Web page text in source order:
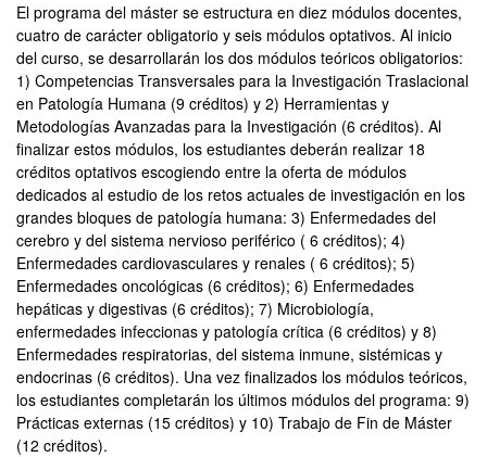
El programa del máster se estructura en diez módulos docentes,
cuatro de carácter obligatorio y seis módulos optativos. Al inicio
del curso, se desarrollarán los dos módulos teóricos obligatorios:
1) Competencias Transversales para la Investigación Traslacional
en Patología Humana (9 créditos) y 2) Herramientas y
Metodologías Avanzadas para la Investigación (6 créditos). Al
finalizar estos módulos, los estudiantes deberán realizar 18
créditos optativos escogiendo entre la oferta de módulos
dedicados al estudio de los retos actuales de investigación en los
grandes bloques de patología humana: 3) Enfermedades del
cerebro y del sistema nervioso periférico ( 6 créditos); 4)
Enfermedades cardiovasculares y renales ( 6 créditos); 5)
Enfermedades oncológicas (6 créditos); 6) Enfermedades
hepáticas y digestivas (6 créditos); 7) Microbiología,
enfermedades infeccionas y patología crítica (6 créditos) y 8)
Enfermedades respiratorias, del sistema inmune, sistémicas y
endocrinas (6 créditos). Una vez finalizados los módulos teóricos,
los estudiantes completarán los últimos módulos del programa: 9)
Prácticas externas (15 créditos) y 10) Trabajo de Fin de Máster
(12 créditos).